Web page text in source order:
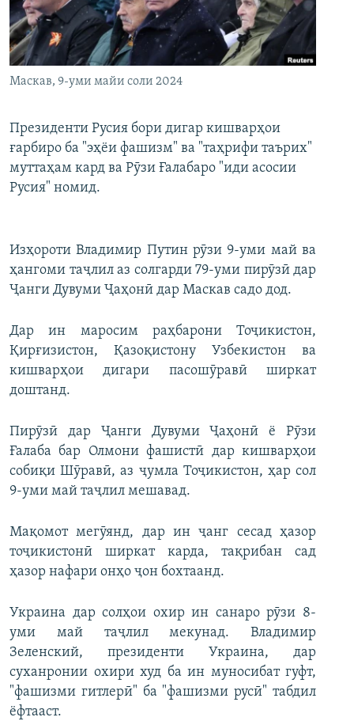
ГУЗОРИШҲОИ РАДИОӢ
Русский
Ҳамаи сомонаҳои RFE/RL
Маскав, 9-уми майи соли 2024
Президенти Русия бори дигар кишварҳои
ғарбиро ба "эҳёи фашизм" ва "таҳрифи таърих"
муттаҳам кард ва Рӯзи Ғалабаро "иди асосии
Русия" номид.
Изҳороти Владимир Путин рӯзи 9-уми май ва
ҳангоми таҷлил аз солгарди 79-уми пирӯзӣ дар
Ҷанги Дувуми Ҷаҳонӣ дар Маскав садо дод.
Дар ин маросим раҳбарони Тоҷикистон,
Қирғизистон, Қазоқистону Узбекистон ва
кишварҳои дигари пасошӯравӣ ширкат
доштанд.
Пирӯзӣ дар Ҷанги Дувуми Ҷаҳонӣ ё Рӯзи
Ғалаба бар Олмони фашистӣ дар кишварҳои
собиқи Шӯравӣ, аз ҷумла Тоҷикистон, ҳар сол
9-уми май таҷлил мешавад.
Мақомот мегӯянд, дар ин ҷанг сесад ҳазор
тоҷикистонӣ ширкат карда, тақрибан сад
ҳазор нафари онҳо ҷон бохтаанд.
Украина дар солҳои охир ин санаро рӯзи 8-
уми май таҷлил мекунад. Владимир
Зеленский, президенти Украина, дар
суханронии охири худ ба ин муносибат гуфт,
"фашизми гитлерӣ" ба "фашизми русӣ" табдил
ёфтааст.